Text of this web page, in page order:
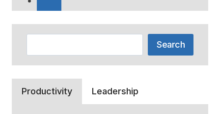
Search
Productivity Leadership